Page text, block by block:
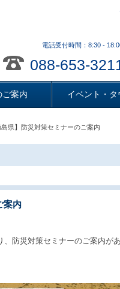
電話受付時間：8:30 -
088-653-
ご案内 イベント・タ
島県】防災対策セミナーのご案内
案内
防災対策セミナーのご案内が